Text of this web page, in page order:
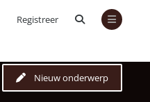
Registreer
Nieuw onderwerp